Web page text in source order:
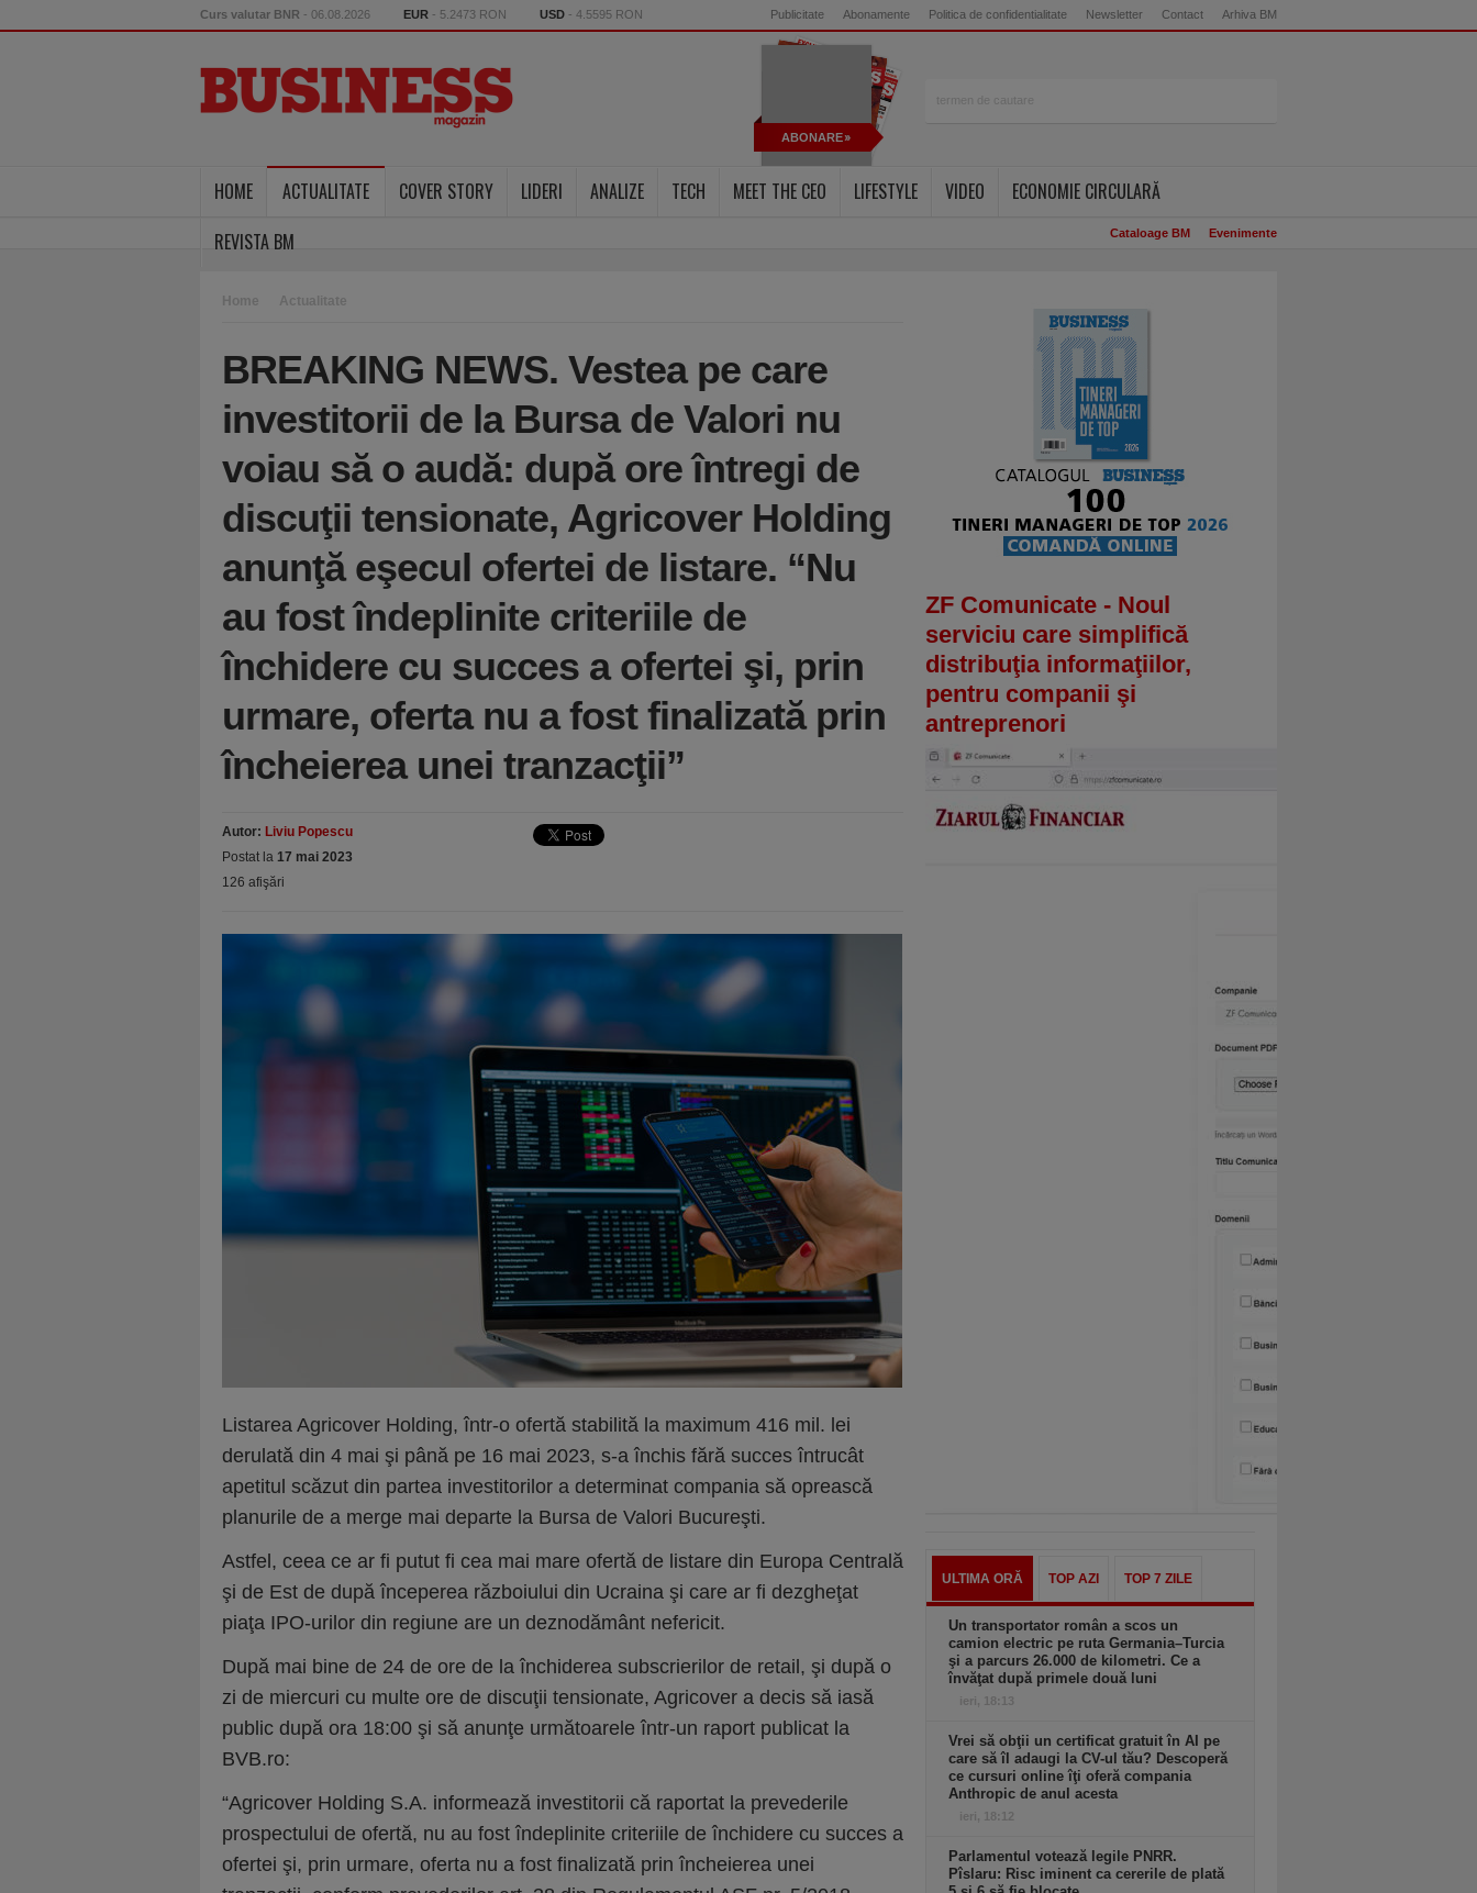
Curs valutar BNR - 06.08.2026 EUR - 5.2473 RON USD - 4.5595 RON Publicitate Abonamente Politica de confidentialitate Newsletter Contact Arhiva BM
ABONARE
HOME ACTUALITATE COVER STORY LIDERI ANALIZE TECH MEET THE CEO LIFESTYLE VIDEO
ECONOMIE CIRCULARĂ
REVISTA BM
Cataloage BM Evenimente
Home Actualitate
BREAKING NEWS. Vestea pe care
investitorii de la Bursa de Valori nu
voiau să o audă: după ore întregi de
discuţii tensionate, Agricover Holding
anunţă eşecul ofertei de listare. “Nu
au fost îndeplinite criteriile de
închidere cu succes a ofertei şi, prin
urmare, oferta nu a fost finalizată prin
încheierea unei tranzacţii”
Autor: Liviu Popescu
Postat la 17 mai 2023
126 afişări
Listarea Agricover Holding, într-o ofertă stabilită la maximum 416 mil. lei
derulată din 4 mai şi până pe 16 mai 2023, s-a închis fără succes întrucât
apetitul scăzut din partea investitorilor a determinat compania să oprească
planurile de a merge mai departe la Bursa de Valori Bucureşti.
Astfel, ceea ce ar fi putut fi cea mai mare ofertă de listare din Europa Centrală
şi de Est de după începerea războiului din Ucraina şi care ar fi dezgheţat
piaţa IPO-urilor din regiune are un deznodământ nefericit.
După mai bine de 24 de ore de la închiderea subscrierilor de retail, şi după o
zi de miercuri cu multe ore de discuţii tensionate, Agricover a decis să iasă
public după ora 18:00 şi să anunţe următoarele într-un raport publicat la
BVB.ro:
“Agricover Holding S.A. informează investitorii că raportat la prevederile
prospectului de ofertă, nu au fost îndeplinite criteriile de închidere cu succes a
ofertei şi, prin urmare, oferta nu a fost finalizată prin încheierea unei
ZF Comunicate - Noul
serviciu care simplifică
distribuţia informaţiilor,
pentru companii şi
antreprenori
ULTIMA ORĂ TOP AZI TOP 7 ZILE
Un transportator român a scos un
camion electric pe ruta Germania–Turcia
şi a parcurs 26.000 de kilometri. Ce a
învăţat după primele două luni
ieri, 18:13
Vrei să obţii un certificat gratuit în AI pe
care să îl adaugi la CV-ul tău? Descoperă
ce cursuri online îţi oferă compania
Anthropic de anul acesta
ieri, 18:12
Parlamentul votează legile PNRR.
Pîslaru: Risc iminent ca cererile de plată